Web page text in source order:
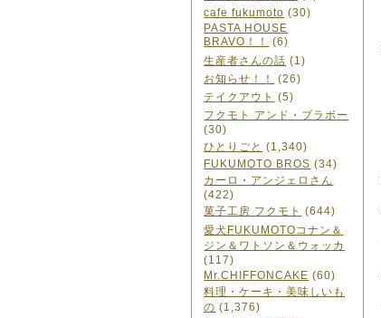
cafe fukumoto (30)
PASTA HOUSE
BRAVO！！
(6)
生産者さんの話 (1)
お知らせ！！
(26)
テイクアウト (5)
フクモト アンド・ブラボー
(30)
ひとりごと (1,340)
FUKUMOTO BROS (34)
カーロ・アンジェロさん
(422)
菓子工房 フクモト (644)
愛犬FUKUMOTOコナン＆
ジン＆ワトソン＆ウォッカ
(117)
Mr.CHIFFONCAKE (60)
料理・ケーキ・美味しいも
の (1,376)